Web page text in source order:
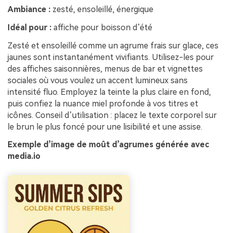
Ambiance : zesté, ensoleillé, énergique
Idéal pour : affiche pour boisson d’été
Zesté et ensoleillé comme un agrume frais sur glace, ces
jaunes sont instantanément vivifiants. Utilisez-les pour
des affiches saisonnières, menus de bar et vignettes
sociales où vous voulez un accent lumineux sans
intensité fluo. Employez la teinte la plus claire en fond,
puis confiez la nuance miel profonde à vos titres et
icônes. Conseil d’utilisation : placez le texte corporel sur
le brun le plus foncé pour une lisibilité et une assise.
Exemple d’image de moût d’agrumes générée avec
media.io